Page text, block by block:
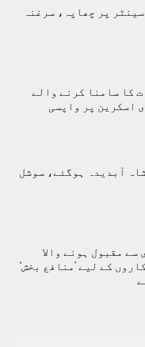
پر چھاپہ، سرغنہ
کا سامنا کرنے والے
اسکرین پر واپسی
آبدیدہ ہوگئے، سوشل
سے مقبول ہونے والا
کے لیے ’منافع بخش‘